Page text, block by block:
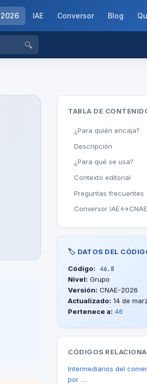
2026 IAE Conversor Blog
🔍
TABLA DE
¿Para quién encaja?
Descripción
¿Para qué se usa?
Contexto editorial
Preguntas frecuentes
Conversor IAE↔CNAE
🏷️ DATOS DEL
Código:
46.8
Nivel: Grupo
Versión: CNAE-2026
Actualizado: 14 de
Pertenece a: 46
CÓDIGOS
Intermediarios del
por …